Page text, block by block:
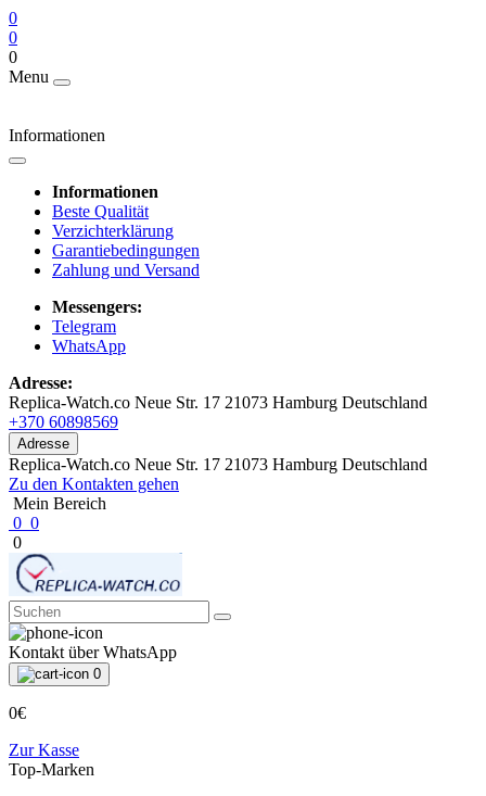
0
0
0
Menu
Informationen
Informationen
Beste Qualität
Verzichterklärung
Garantiebedingungen
Zahlung und Versand
Messengers:
Telegram
WhatsApp
Adresse:
Replica-Watch.co Neue Str. 17 21073 Hamburg Deutschland
+370 60898569
Adresse
Replica-Watch.co Neue Str. 17 21073 Hamburg Deutschland
Zu den Kontakten gehen
Mein Bereich
0 0
0
Kontakt über WhatsApp
0
0€
Zur Kasse
Top-Marken